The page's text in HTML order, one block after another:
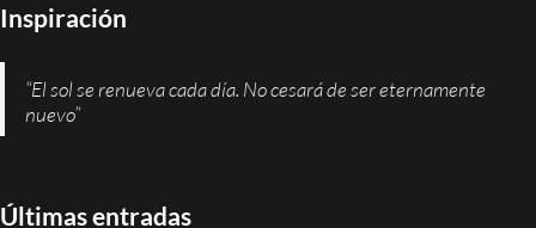
Inspiración
“El sol se renueva cada día. No cesará de ser eternamente
nuevo”
Últimas entradas